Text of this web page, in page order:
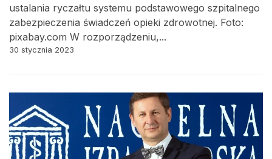
ustalania ryczałtu systemu podstawowego szpitalnego
zabezpieczenia świadczeń opieki zdrowotnej. Foto:
pixabay.com W rozporządzeniu,...
30 stycznia 2023